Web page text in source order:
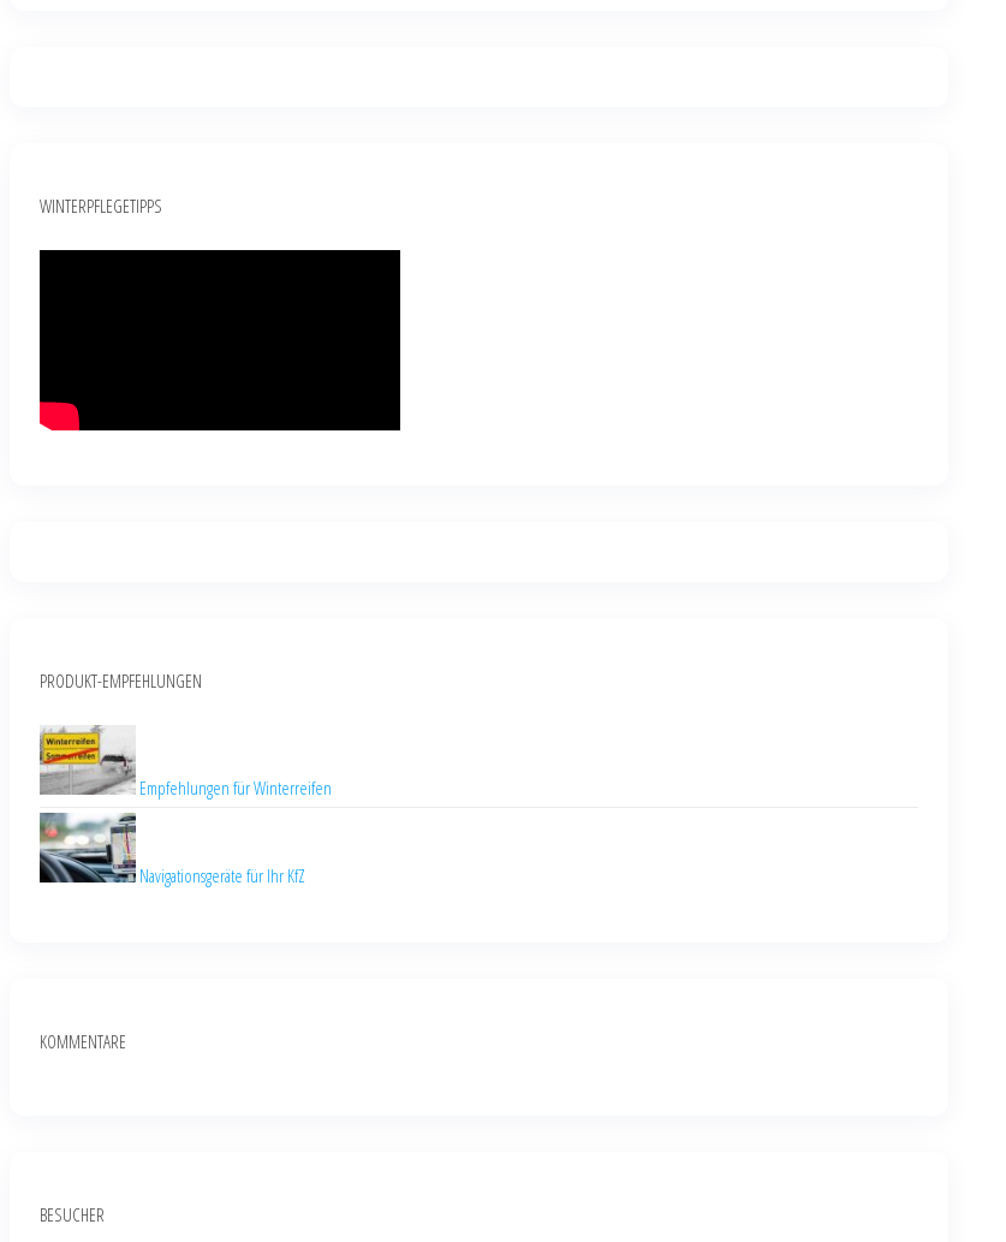
WINTERPFLEGETIPPS
PRODUKT-EMPFEHLUNGEN
Empfehlungen für Winterreifen
Navigationsgeräte für Ihr KfZ
KOMMENTARE
BESUCHER